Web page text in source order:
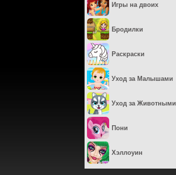
Игры на двоих
Бродилки
Раскраски
Уход за Малышами
Уход за Животными
Пони
Хэллоуин